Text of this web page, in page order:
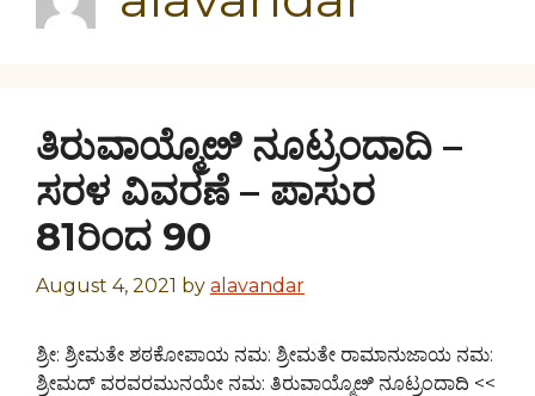
ತಿರುವಾಯ್ಮೊೞಿ ನೂಟ್ರಂದಾದಿ –
ಸರಳ ವಿವರಣೆ – ಪಾಸುರ
81ರಿಂದ 90
August 4, 2021 by alavandar
ಶ್ರೀ: ಶ್ರೀಮತೇ ಶಠಕೋಪಾಯ ನಮ: ಶ್ರೀಮತೇ ರಾಮಾನುಜಾಯ ನಮ:
ಶ್ರೀಮದ್ ವರವರಮುನಯೇ ನಮ: ತಿರುವಾಯ್ಮೊೞಿ ನೂಟ್ರಂದಾದಿ <<